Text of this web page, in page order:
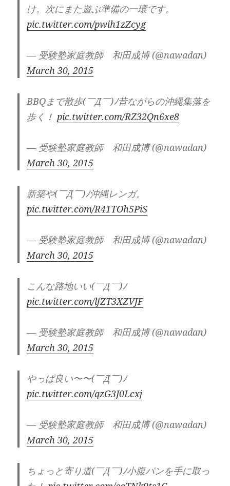
け。次にまた遊ぶ準備の一環です。
pic.twitter.com/pwih1zZcyg
— 受験塾家庭教師 和田成博 (@nawadan)
March 30, 2015
BBQまで散歩(￣Д￣)ﾉ昔ながらの沖縄集落を
歩く！pic.twitter.com/RZ32Qn6xe8
— 受験塾家庭教師 和田成博 (@nawadan)
March 30, 2015
新築や(￣Д￣)ﾉ沖縄レンガ。
pic.twitter.com/R41TOh5PiS
— 受験塾家庭教師 和田成博 (@nawadan)
March 30, 2015
こんな路地いい(￣Д￣)ﾉ
pic.twitter.com/lfZT3XZVJF
— 受験塾家庭教師 和田成博 (@nawadan)
March 30, 2015
やっぱ良い〜〜(￣Д￣)ﾉ
pic.twitter.com/qzG3J0Lcxj
— 受験塾家庭教師 和田成博 (@nawadan)
March 30, 2015
ちょっと寄り道(￣Д￣)ﾉ小腹パンを手に取っ